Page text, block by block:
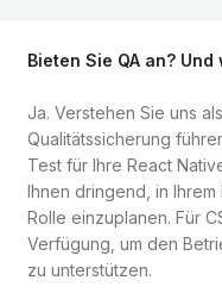
Bieten Sie QA an?
Ja. Verstehen Sie uns
Qualitätssicherung
Test für Ihre React
Ihnen dringend, in
Rolle einzuplanen. Für
Verfügung, um den
zu unterstützen.